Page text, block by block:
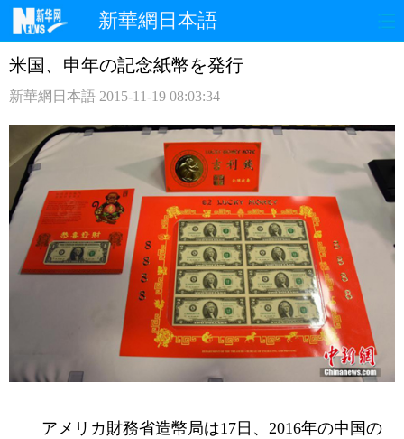
新華網日本語
ホームページ 政治
評論
中日対訳
米国、申年の記念紙幣を発行
新華網日本語 2015-11-19 08:03:34
アメリカ財務省造幣局は17日、2016年の中国の